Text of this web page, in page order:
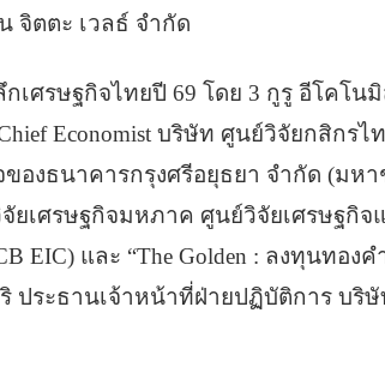
จิตตะ เวลธ์ จำกัด
กเศรษฐกิจไทยปี 69 โดย 3 กูรู อีโค
Economist บริษัท ศูนย์วิจัยกสิก
ของธนาคารกรุงศรีอยุธยา จำกัด (มห
ยเศรษฐกิจมหภาค ศูนย์วิจัยเศรษฐกิ
EIC) และ “The Golden : ลงทุนทอ
ประธานเจ้าหน้าที่ฝ่ายปฏิบัติการ บริ